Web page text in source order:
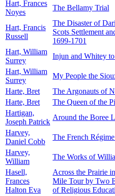
Hart, Frances
Noyes
The Bellamy Trial
Hart, Francis
Russell
The Disaster of
Scots Settlement
1699-1701
Hart, William
Surrey
Injun and Whitey to
Hart, William
Surrey
My People the
Harte, Bret
The Argonauts of
Harte, Bret
The Queen of the
Hartigan,
Joseph Patrick
Around the Boree
Harvey,
Daniel Cobb
The French
Harvey,
William
The Works of
Hasell,
Frances
Halton Eva
Across the Prairie
Mile Tour by Two
of Religious